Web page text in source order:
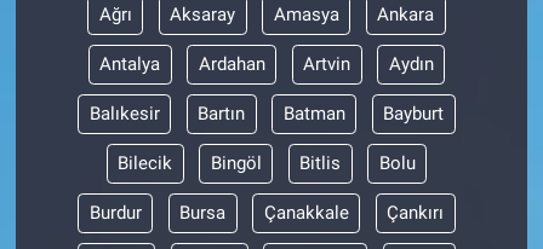
Ağrı Aksaray Amasya Ankara
Antalya Ardahan Artvin Aydın
Balıkesir Bartın Batman Bayburt
Bilecik Bingöl Bitlis Bolu
Burdur Bursa Çanakkale Çankırı